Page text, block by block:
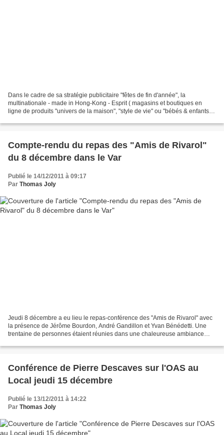
Dans le cadre de sa stratégie publicitaire "fêtes de fin d'année", la
multinationale - made in Hong-Kong - Esprit ( magasins et boutiques en
ligne de produits "univers de la maison", "style de vie" ou "bébés & enfants" )
Compte-rendu du repas des "Amis de Rivarol"
du 8 décembre dans le Var
Publié le 14/12/2011 à 09:17
Par Thomas Joly
Jeudi 8 décembre a eu lieu le repas-conférence des "Amis de Rivarol" avec
la présence de Jérôme Bourdon, André Gandillon et Yvan Bénédetti. Une
trentaine de personnes étaient réunies dans une chaleureuse ambiance
Conférence de Pierre Descaves sur l'OAS au
Local jeudi 15 décembre
Publié le 13/12/2011 à 14:22
Par Thomas Joly